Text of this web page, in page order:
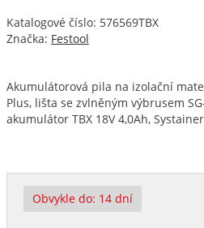
Katalogové číslo: 576569TBX
Značka: Festool
Akumulátorová pila na izolační
Plus, lišta se zvlněným výbrusem
akumulátor TBX 18V 4,0Ah,
Obvykle do: 14 dní